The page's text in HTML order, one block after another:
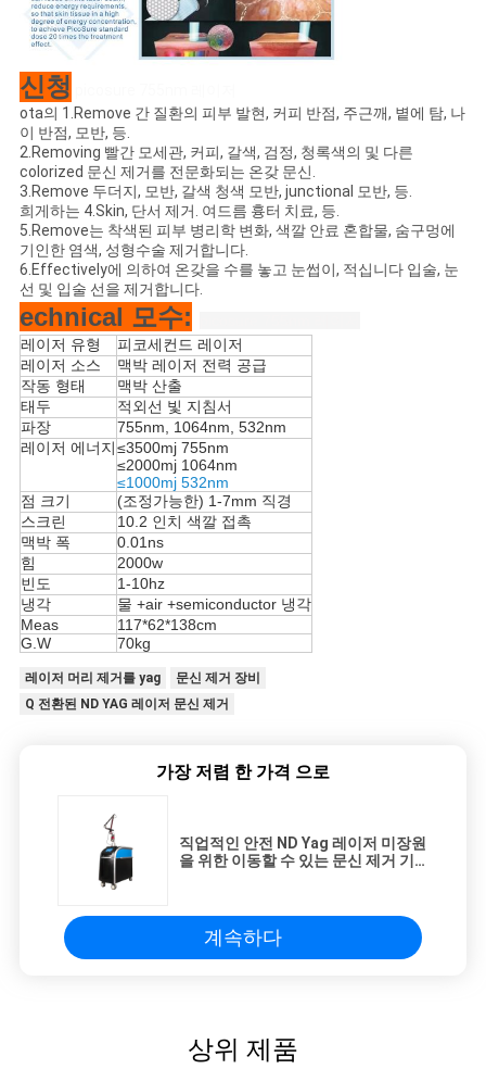
신청
ota의 1.Remove 간 질환의 피부 발현, 커피 반점, 주근깨, 볕에 탐, 나
이 반점, 모반, 등.
2.Removing 빨간 모세관, 커피, 갈색, 검정, 청록색의 및 다른
colorized 문신 제거를 전문화되는 온갖 문신.
3.Remove 두더지, 모반, 갈색 청색 모반, junctional 모반, 등.
희게하는 4.Skin, 단서 제거. 여드름 흉터 치료, 등.
5.Remove는 착색된 피부 병리학 변화, 색깔 안료 혼합물, 숨구멍에
기인한 염색, 성형수술 제거합니다.
6.Effectively에 의하여 온갖을 수를 놓고 눈썹이, 적십니다 입술, 눈
선 및 입술 선을 제거합니다.
echnical 모수:
레이저 유형
피코세컨드 레이저
레이저 소스
맥박 레이저 전력 공급
작동 형태
맥박 산출
태두
적외선 빛 지침서
파장
755nm, 1064nm, 532nm
레이저 에너지≤3500mj 755nm
≤2000mj 1064nm
≤1000mj 532nm
점 크기
(조정가능한) 1-7mm 직경
스크린
10.2 인치 색깔 접촉
맥박 폭
0.01ns
힘
2000w
빈도
1-10hz
냉각
물 +air +semiconductor 냉각
Meas
117*62*138cm
G.W
70kg
레이저 머리 제거를 yag
문신 제거 장비
Q 전환된 ND YAG 레이저 문신 제거
가장 저렴 한 가격 으로
직업적인 안전 ND Yag 레이저 미장원
을 위한 이동할 수 있는 문신 제거 기
계속하다
상위 제품